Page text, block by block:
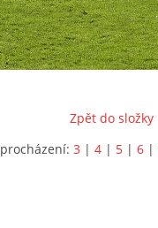
Zpět do složky
3 | 4 | 5 | 6 |